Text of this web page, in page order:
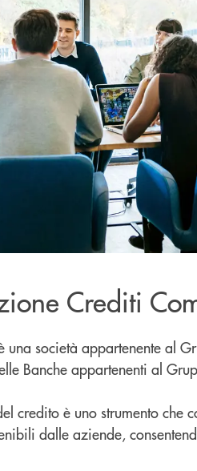
Crediti
una società appartenente al
Banche appartenenti al
credito è uno strumento che
dalle aziende,